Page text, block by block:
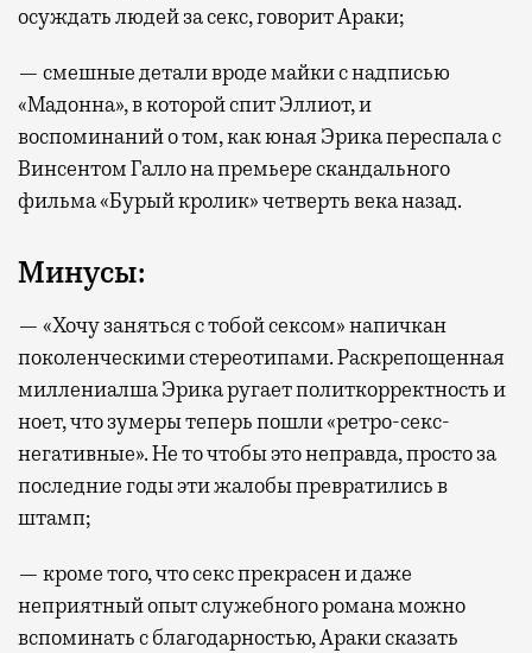
осуждать людей за секс, говорит Араки;
— смешные детали вроде майки с надписью
«Мадонна», в которой спит Эллиот, и
воспоминаний о том, как юная Эрика переспала с
Винсентом Галло на премьере скандального
фильма «Бурый кролик» четверть века назад.
Минусы:
— «Хочу заняться с тобой сексом» напичкан
поколенческими стереотипами. Раскрепощенная
миллениалша Эрика ругает политкорректность и
ноет, что зумеры теперь пошли «ретро-секс-
негативные». Не то чтобы это неправда, просто за
последние годы эти жалобы превратились в
штамп;
— кроме того, что секс прекрасен и даже
неприятный опыт служебного романа можно
вспоминать с благодарностью, Араки сказать